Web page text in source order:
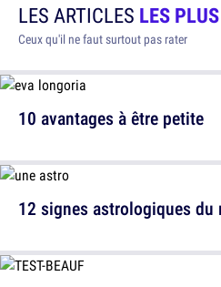
LES ARTICLES LES
Ceux qu'il ne faut surtout pas rater
10 avantages à être petite
12 signes astrologiques du